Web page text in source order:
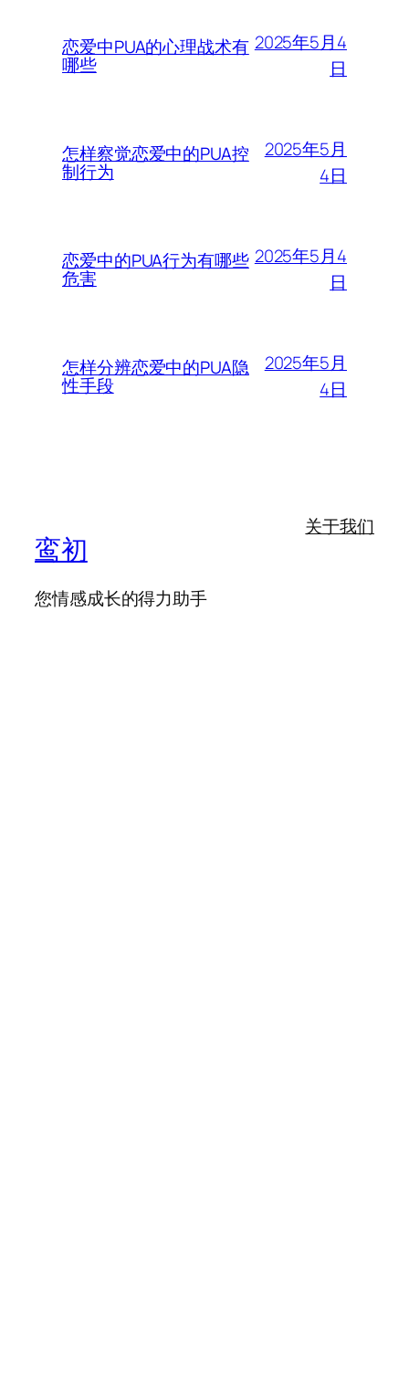
恋爱中PUA的心理战术有
哪些
2025年5月4
日
怎样察觉恋爱中的PUA控
制行为
2025年5月
4日
恋爱中的PUA行为有哪些
危害
2025年5月4
日
怎样分辨恋爱中的PUA隐
性手段
2025年5月
4日
鸾初
您情感成长的得力助手
关于我们